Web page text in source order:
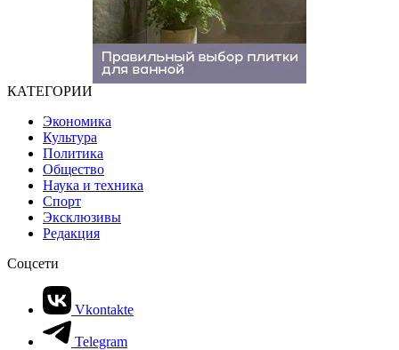
КАТЕГОРИИ
Экономика
Культура
Политика
Общество
Наука и техника
Спорт
Эксклюзивы
Редакция
Соцсети
Vkontakte
Telegram